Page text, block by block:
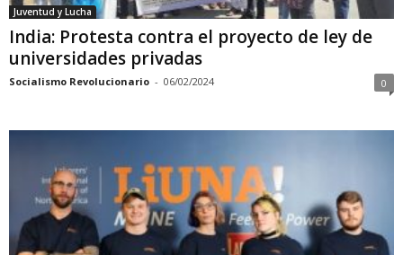
Juventud y Lucha
India: Protesta contra el proyecto de ley de
universidades privadas
Socialismo Revolucionario - 06/02/2024 0